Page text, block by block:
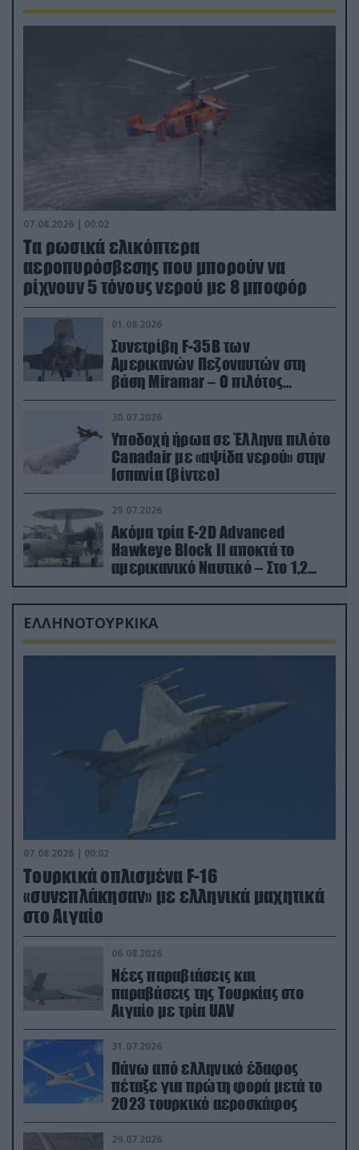
07.08.2026 | 00:02
Τα ρωσικά ελικόπτερα
αεροπυρόσβεσης που μπορούν να
ρίχνουν 5 τόνους νερού με 8 μποφόρ
01.08.2026
Συνετρίβη F-35B των
Αμερικανών Πεζοναυτών στη
βάση Miramar – Ο πιλότος
εκτινάχθηκε εγκαίρως
30.07.2026
Υποδοχή ήρωα σε Έλληνα πιλότο
Canadair με «αψίδα νερού» στην
Ισπανία (βίντεο)
29.07.2026
Ακόμα τρία E-2D Advanced
Hawkeye Block II αποκτά το
αμερικανικό Ναυτικό – Στο 1,2
δισ.δολάρια το κόστος
ΕΛΛΗΝΟΤΟΥΡΚΙΚΑ
07.08.2026 | 00:02
Τουρκικά οπλισμένα F-16
«συνεπλάκησαν» με ελληνικά μαχητικά
στο Αιγαίο
06.08.2026
Νέες παραβιάσεις και
παραβάσεις της Τουρκίας στο
Αιγαίο με τρία UAV
31.07.2026
Πάνω από ελληνικό έδαφος
πέταξε για πρώτη φορά μετά το
2023 τουρκικό αεροσκάφος
29.07.2026